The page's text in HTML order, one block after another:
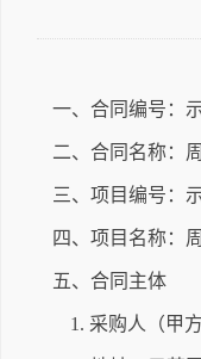
一、合同编号：
二、合同名称：
三、项目编号：
四、项目名称：
五、合同主体
1. 采购人（甲